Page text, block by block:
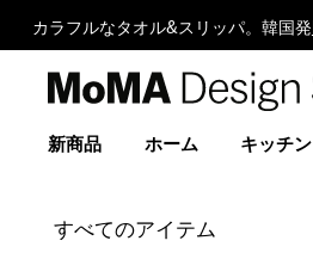
カラフルなタオル&スリッパ。韓国発
新商品 ホーム キッチン
すべてのアイテム